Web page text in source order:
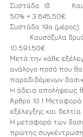
Συστάδα 1δ
50% = 3.645,50€
Συστάδα 19α (μέρος)
Καυσόξυλα δρυός
10.591,50€
Μετά την κάθε
ανάλογο ποσό που
παραδιδόμενων
H άδεια απολήψεως
Άρθρο 10.1
εξέλεγξης και
Η μεταφορά των
πρώτης